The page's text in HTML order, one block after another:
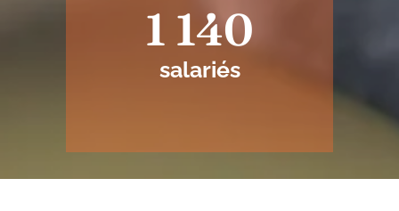
1 140
salariés